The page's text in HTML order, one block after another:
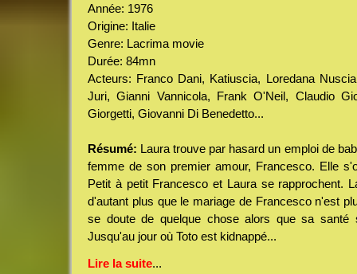
Année: 1976
Origine: Italie
Genre: Lacrima movie
Durée: 84mn
Acteurs: Franco Dani, Katiuscia, Loredana
Juri, Gianni Vannicola, Frank O'Neil, Claudio
Giorgetti, Giovanni Di Benedetto...
Résumé: Laura trouve par hasard un emploi de
femme de son premier amour, Francesco. Elle
Petit à petit Francesco et Laura se rapprochent.
d'autant plus que le mariage de Francesco n'est
se doute de quelque chose alors que sa santé
Jusqu'au jour où Toto est kidnappé...
Lire la suite...